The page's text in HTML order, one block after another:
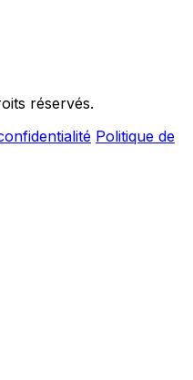
réservés.
Politique de